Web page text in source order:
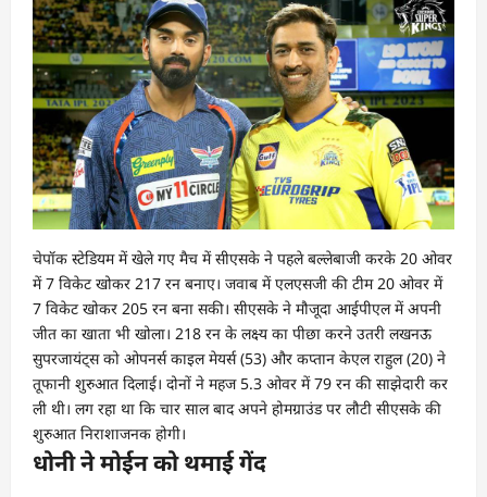
चेपॉक स्‍टेडियम में खेले गए मैच में सीएसके ने पहले बल्‍लेबाजी करके 20 ओवर
में 7 विकेट खोकर 217 रन बनाए। जवाब में एलएसजी की टीम 20 ओवर में
7 विकेट खोकर 205 रन बना सकी। सीएसके ने मौजूदा आईपीएल में अपनी
जीत का खाता भी खोला। 218 रन के लक्ष्‍य का पीछा करने उतरी लखनऊ
सुपरजायंट्स को ओपनर्स काइल मेयर्स (53) और कप्‍तान केएल राहुल (20) ने
तूफानी शुरुआत दिलाई। दोनों ने महज 5.3 ओवर में 79 रन की साझेदारी कर
ली थी। लग रहा था कि चार साल बाद अपने होमग्राउंड पर लौटी सीएसके की
शुरुआत निराशाजनक होगी।
धोनी ने मोईन को थमाई गेंद